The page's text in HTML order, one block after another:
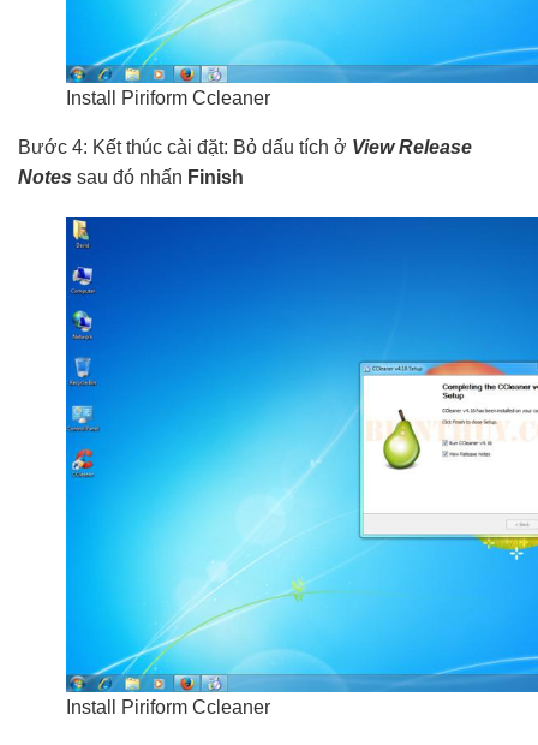
Install Piriform Ccleaner
Bước 4: Kết thúc cài đặt: Bỏ dấu tích ở View Release
Notes sau đó nhấn Finish
Install Piriform Ccleaner